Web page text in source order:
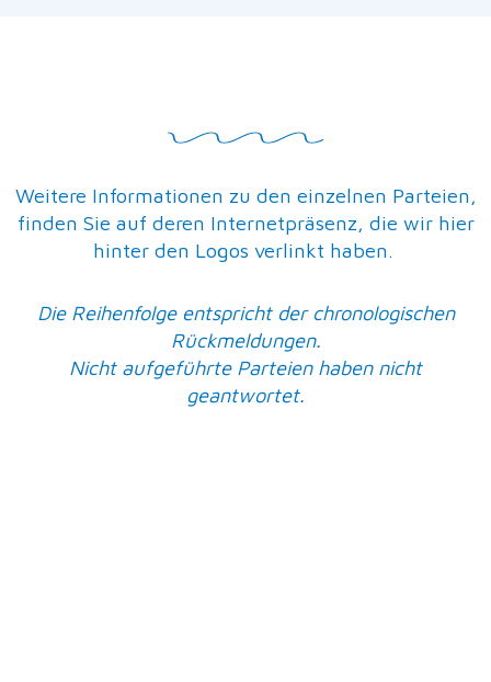
Weitere Informationen zu den einzelnen Parteien,
finden Sie auf deren Internetpräsenz, die wir hier
hinter den Logos verlinkt haben.
Die Reihenfolge entspricht der chronologischen
Rückmeldungen.
Nicht aufgeführte Parteien haben nicht
geantwortet.